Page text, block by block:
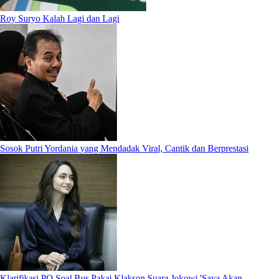
Roy Suryo Kalah Lagi dan Lagi
Sosok Putri Yordania yang Mendadak Viral, Cantik dan Berprestasi